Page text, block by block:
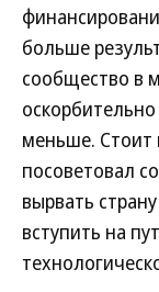
больше
сообщество в
меньше. Стоит
посоветовал
вырвать
вступить на